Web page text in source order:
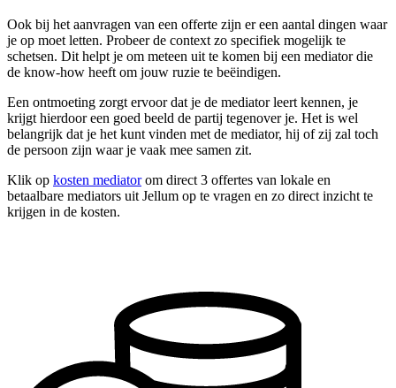
Ook bij het aanvragen van een offerte zijn er een aantal dingen waar
je op moet letten. Probeer de context zo specifiek mogelijk te
schetsen. Dit helpt je om meteen uit te komen bij een mediator die
de know-how heeft om jouw ruzie te beëindigen.
Een ontmoeting zorgt ervoor dat je de mediator leert kennen, je
krijgt hierdoor een goed beeld de partij tegenover je. Het is wel
belangrijk dat je het kunt vinden met de mediator, hij of zij zal toch
de persoon zijn waar je vaak mee samen zit.
Klik op kosten mediatorom direct 3 offertes van lokale en
betaalbare mediators uit Jellum op te vragen en zo direct inzicht te
krijgen in de kosten.